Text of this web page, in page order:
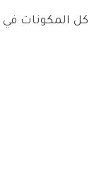
كل المكونات